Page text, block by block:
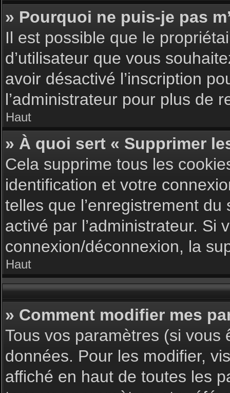
» Pourquoi ne puis-je pas
Il est possible que le
d’utilisateur que vous
avoir désactivé l’inscription
l’administrateur pour plus de
Haut
» À quoi sert « Supprimer
Cela supprime tous les
identification et votre
telles que l’enregistrement
activé par l’administrateur. Si
connexion/déconnexion, la
Haut
» Comment modifier mes
Tous vos paramètres (si
données. Pour les modifier,
affiché en haut de toutes les